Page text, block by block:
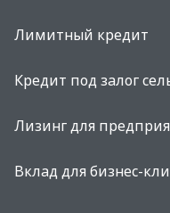
Лимитный кредит
Кредит под залог
Лизинг для
Вклад для бизнес-